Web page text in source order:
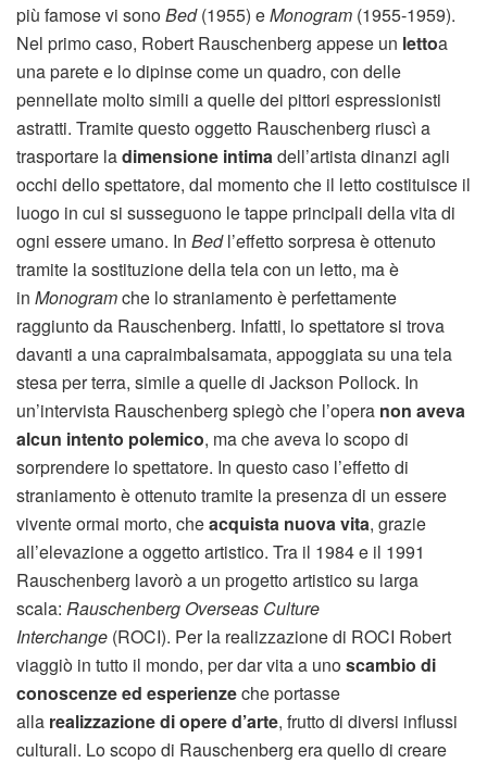
più famose vi sonoBed(1955) eMonogram (1955-1959).
Nel primo caso, Robert Rauschenberg appese un lettoa
una parete e lo dipinse come un quadro, con delle
pennellate molto simili a quelle dei pittori espressionisti
astratti. Tramite questo oggetto Rauschenberg riuscì a
trasportare ladimensione intimadell’artista dinanzi agli
occhi dello spettatore, dal momento che il letto costituisce il
luogo in cui si susseguono le tappe principali della vita di
ogni essere umano. In Bedl’effetto sorpresa è ottenuto
tramite la sostituzione della tela con un letto, ma è
in Monogramche lo straniamento è perfettamente
raggiunto da Rauschenberg. Infatti, lo spettatore si trova
davanti a una capraimbalsamata, appoggiata su una tela
stesa per terra, simile a quelle di Jackson Pollock. In
un’intervista Rauschenberg spiegò che l’opera non aveva
alcun intento polemico, ma che aveva lo scopo di
sorprendere lo spettatore. In questo caso l’effetto di
straniamento è ottenuto tramite la presenza di un essere
vivente ormai morto, cheacquista nuova vita, grazie
all’elevazione a oggetto artistico. Tra il 1984 e il 1991
Rauschenberg lavorò a un progetto artistico su larga
scala: Rauschenberg Overseas Culture
Interchange (ROCI). Per la realizzazione di ROCI Robert
viaggiò in tutto il mondo, per dar vita a unoscambio di
conoscenze ed esperienzeche portasse
alla realizzazione di opere d’arte, frutto di diversi influssi
culturali. Lo scopo di Rauschenberg era quello di creare